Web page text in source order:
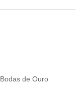
de Ouro